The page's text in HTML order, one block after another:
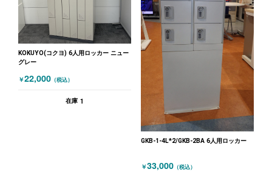
KOKUYO(コクヨ) 6人用ロッカー ニュー
グレー
￥22,000 （税込）
在庫 1
GKB-1-4L*2/GKB-2BA 6人用ロッカー
￥33,000 （税込）